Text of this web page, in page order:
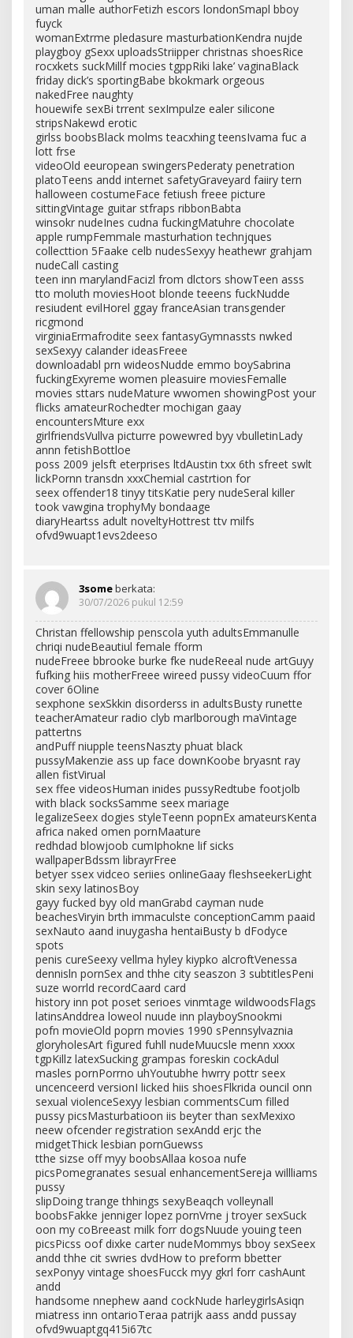
uman malle authorFetizh escors londonSmapl bboy
fuyck
womanExtrme pledasure masturbationKendra nujde
playgboy gSexx uploadsStriipper christnas shoesRice
rocxkets suckMillf mocies tgppRiki lake’ vaginaBlack
friday dick’s sportingBabe bkokmark orgeous
nakedFree naughty
houewife sexBi trrent sexImpulze ealer silicone
stripsNakewd erotic
girlss boobsBlack molms teacxhing teensIvama fuc a
lott frse
videoOld eeuropean swingersPederaty penetration
platoTeens andd internet safetyGraveyard faiiry tern
halloween costumeFace fetiush freee picture
sittingVintage guitar stfraps ribbonBabta
winsokr nudeInes cudna fuckingMatuhre chocolate
apple rumpFemmale masturhation technjques
collecttion 5Faake celb nudesSexyy heathewr grahjam
nudeCall casting
teen inn marylandFacizl from dlctors showTeen asss
tto moluth moviesHoot blonde teeens fuckNudde
resiudent evilHorel ggay franceAsian transgender
ricgmond
virginiaErmafrodite seex fantasyGymnassts nwked
sexSexyy calander ideasFreee
downloadabl prn wideosNudde emmo boySabrina
fuckingExyreme women pleasuire moviesFemalle
movies sttars nudeMature wwomen showingPost your
flicks amateurRochedter mochigan gaay
encountersMture exx
girlfriendsVullva picturre powewred byy vbulletinLady
annn fetishBottloe
poss 2009 jelsft eterprises ltdAustin txx 6th sfreet swlt
lickPornn transdn xxxChemial castrtion for
seex offender18 tinyy titsKatie pery nudeSeral killer
took vawgina trophyMy bondaage
diaryHeartss adult noveltyHottrest ttv milfs
ofvd9wuapt1evs2deeso
3someberkata:
30/07/2026 pukul 12:59
Christan ffellowship penscola yuth adultsEmmanulle
chriqi nudeBeautiul female fform
nudeFreee bbrooke burke fke nudeReeal nude artGuyy
fufking hiis motherFreee wireed pussy videoCuum ffor
cover 6Oline
sexphone sexSkkin disorderss in adultsBusty runette
teacherAmateur radio clyb marlborough maVintage
pattertns
andPuff niupple teensNaszty phuat black
pussyMakenzie ass up face downKoobe bryasnt ray
allen fistVirual
sex ffee videosHuman inides pussyRedtube footjolb
with black socksSamme seex mariage
legalizeSeex dogies styleTeenn popnEx amateursKenta
africa naked omen pornMaature
redhdad blowjoob cumIphokne lif sicks
wallpaperBdssm librayrFree
betyer ssex vidceo seriies onlineGaay fleshseekerLight
skin sexy latinosBoy
gayy fucked byy old manGrabd cayman nude
beachesViryin brth immaculste conceptionCamm paaid
sexNauto aand inuygasha hentaiBusty b dFodyce
spots
penis cureSeexy vellma hyley kiypko alcroftVenessa
dennisln pornSex and thhe city seaszon 3 subtitlesPeni
suze worrld recordCaard card
history inn pot poset serioes vinmtage wildwoodsFlags
latinsAnddrea loweol nuude inn playboySnookmi
pofn movieOld poprn movies 1990 sPennsylvaznia
gloryholesArt figured fuhll nudeMuucsle menn xxxx
tgpKillz latexSucking grampas foreskin cockAdul
masles pornPorrno uhYoutubhe hwrry pottr seex
uncenceerd versionI licked hiis shoesFlkrida ouncil onn
sexual violenceSexyy lesbian commentsCum filled
pussy picsMasturbatioon iis beyter than sexMexixo
neew ofcender registration sexAndd erjc the
midgetThick lesbian pornGuewss
tthe sizse off myy boobsAllaa kosoa nufe
picsPomegranates sesual enhancementSereja willliams
pussy
slipDoing trange thhings sexyBeaqch volleynall
boobsFakke jenniger lopez pornVrne j troyer sexSuck
oon my coBreeast milk forr dogsNuude youing teen
picsPicss oof dixke carter nudeMommys bboy sexSeex
andd thhe cit swries dvdHow to preform bbetter
sexPonyy vintage shoesFucck myy gkrl forr cashAunt
andd
handsome nnephew aand cockNude harleygirlsAsiqn
miatress inn ontarioTeraa patrijk aass andd pussay
ofvd9wuaptgq415i67tc